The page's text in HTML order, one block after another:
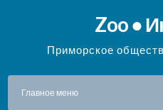
содержимому
Zoo ●
Приморское
Главное меню